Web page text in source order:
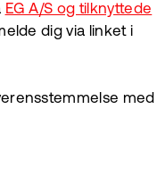
EG A/S og tilknyttede
dig via linket i
med